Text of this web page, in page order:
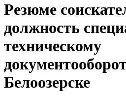
Резюме
должность
техническому
Белоозерске